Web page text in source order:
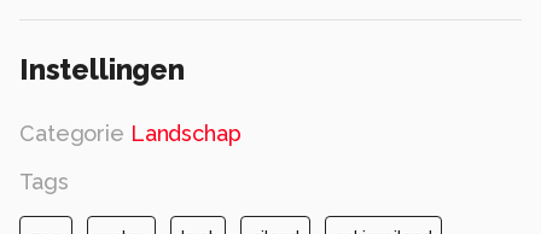
dat magische kloostereiland niet in al zijn
Alle rechten voorbehouden
Instellingen
Categorie Landschap
Tags